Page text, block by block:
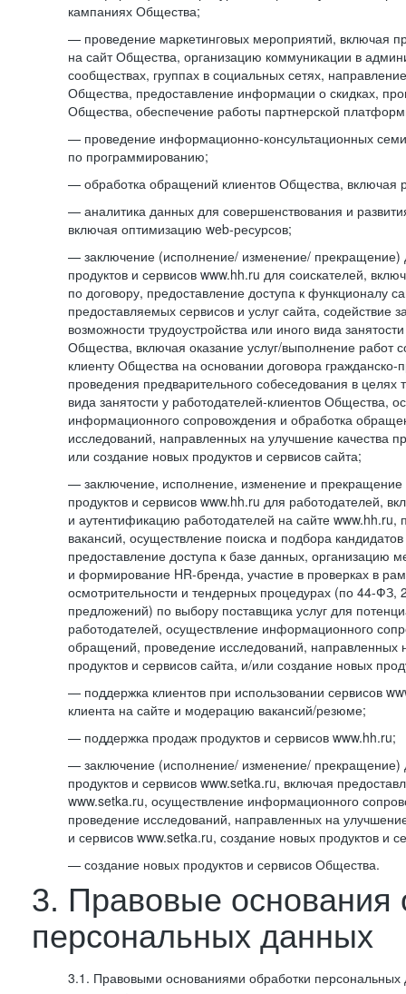
кампаниях Общества;
— проведение маркетинговых мероприятий, включая
на сайт Общества, организацию коммуникации в
сообществах, группах в социальных сетях,
Общества, предоставление информации о скидках,
Общества, обеспечение работы партнерской
— проведение информационно-консультационных
по программированию;
— обработка обращений клиентов Общества, включая
— аналитика данных для совершенствования и
включая оптимизацию web-ресурсов;
— заключение (исполнение/ изменение/ прекращение)
продуктов и сервисов www.hh.ru для соискателей,
по договору, предоставление доступа к функционалу
предоставляемых сервисов и услуг сайта, содействие
возможности трудоустройства или иного вида
Общества, включая оказание услуг/выполнение работ
клиенту Общества на основании договора гражданско-
проведения предварительного собеседования в целях
вида занятости у работодателей-клиентов Общества,
информационного сопровождения и обработка
исследований, направленных на улучшение качества
или создание новых продуктов и сервисов сайта;
— заключение, исполнение, изменение и прекращение
продуктов и сервисов www.hh.ru для работодателей,
и аутентификацию работодателей на сайте www.hh.ru,
вакансий, осуществление поиска и подбора
предоставление доступа к базе данных, организацию
и формирование HR-бренда, участие в проверках в
осмотрительности и тендерных процедурах (по 44-ФЗ,
предложений) по выбору поставщика услуг для
работодателей, осуществление информационного
обращений, проведение исследований, направленных
продуктов и сервисов сайта, и/или создание новых
— поддержка клиентов при использовании сервисов
клиента на сайте и модерацию вакансий/резюме;
— поддержка продаж продуктов и сервисов www.hh.ru;
— заключение (исполнение/ изменение/ прекращение)
продуктов и сервисов www.setka.ru, включая
www.setka.ru, осуществление информационного
проведение исследований, направленных на
и сервисов www.setka.ru, создание новых продуктов и
— создание новых продуктов и сервисов Общества.
3. Правовые основания
персональных данных
3.1. Правовыми основаниями обработки